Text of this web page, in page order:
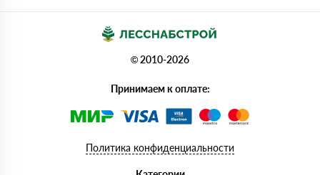
© 2010-2026
Принимаем к оплате:
Политика конфиденциальности